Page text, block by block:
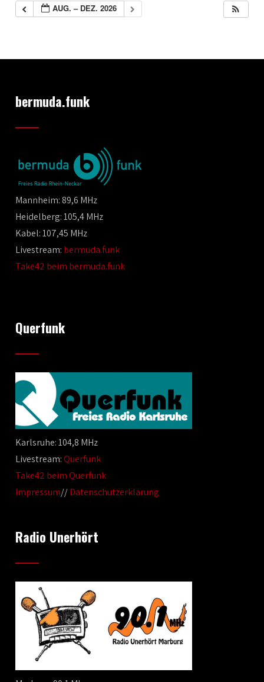
AUG. – DEZ. 2026
bermuda.funk
Mannheim: 89,6 MHz
Heidelberg: 105,4 MHz
Kabel: 107,45 MHz
Livestream: bermuda.funk
Take42 beim bermuda.funk
Querfunk
Karlsruhe: 104,8 MHz
Livestream:Querfunk
Take42 beim Querfunk
Impressum//Datenschutzerklärung
Radio Unerhört